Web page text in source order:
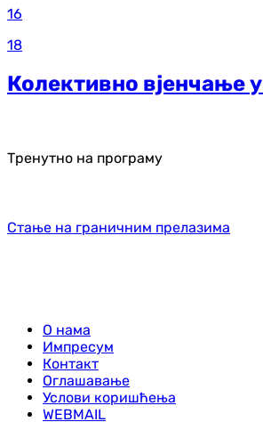
16
18
Колективно вјенчање
Тренутно на програму
Стање на граничним прелазима
О нама
Импресум
Контакт
Оглашавање
Услови коришћења
WEBMAIL